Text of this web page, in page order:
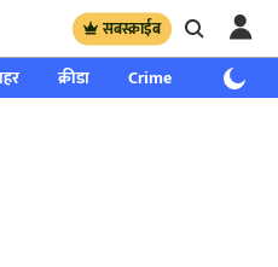
सबस्क्राईब
क्रीडा Crime साप्ताहिक